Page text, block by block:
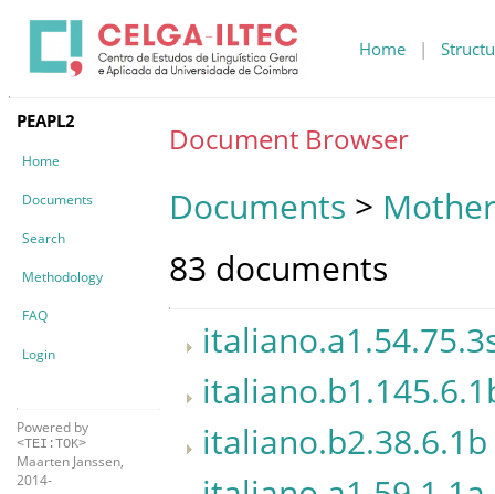
Home |
PEAPL2
Home
Documents
Search
Methodology
FAQ
Login
Powered by
<TEI:TOK>
Maarten Janssen,
2014-
Document Browser
Documents >
83 documents
italiano.b2.38.6.1b